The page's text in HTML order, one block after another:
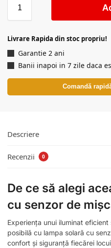
Livrare Rapida din stoc propriu!
Garantie 2 ani
Banii inapoi in 7 zile daca
Comandă
Descriere
Recenzii 0
De ce să alegi
cu senzor de
Experiența unui iluminat
posibilă cu lampa solară cu
confort și siguranță fiecărei